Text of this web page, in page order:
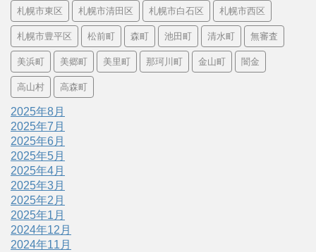
札幌市東区 札幌市清田区 札幌市白石区 札幌市西区
札幌市豊平区 松前町 森町 池田町 清水町 無審査
美浜町 美郷町 美里町 那珂川町 金山町 闇金
高山村 高森町
2025年8月
2025年7月
2025年6月
2025年5月
2025年4月
2025年3月
2025年2月
2025年1月
2024年12月
2024年11月